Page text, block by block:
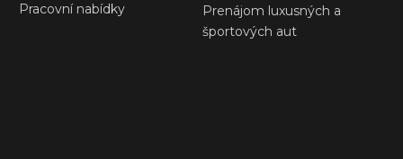
Pracovní nabídky
Prenájom luxusných a
športových aut